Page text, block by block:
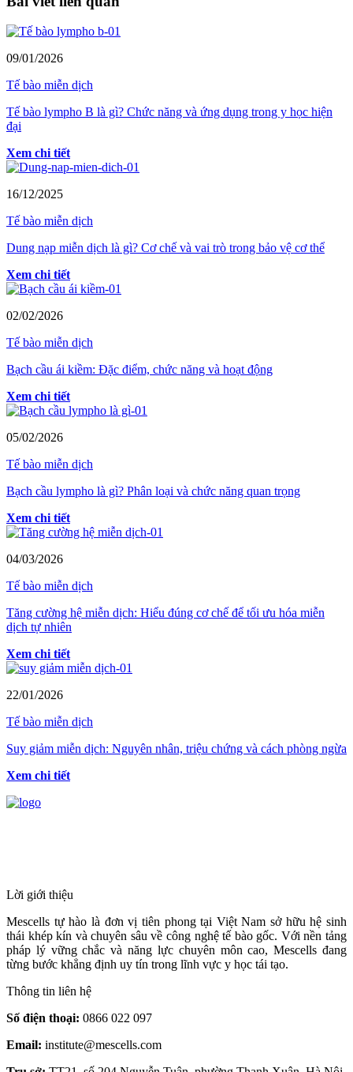
09/01/2026
Tế bào miễn dịch
Tế bào lympho B là gì? Chức năng và ứng dụng trong y học hiện
đại
Xem chi tiết
16/12/2025
Tế bào miễn dịch
Dung nạp miễn dịch là gì? Cơ chế và vai trò trong bảo vệ cơ thể
Xem chi tiết
02/02/2026
Tế bào miễn dịch
Bạch cầu ái kiềm: Đặc điểm, chức năng và hoạt động
Xem chi tiết
05/02/2026
Tế bào miễn dịch
Bạch cầu lympho là gì? Phân loại và chức năng quan trọng
Xem chi tiết
04/03/2026
Tế bào miễn dịch
Tăng cường hệ miễn dịch: Hiểu đúng cơ chế để tối ưu hóa miễn
dịch tự nhiên
Xem chi tiết
22/01/2026
Tế bào miễn dịch
Suy giảm miễn dịch: Nguyên nhân, triệu chứng và cách phòng ngừa
Xem chi tiết
Lời giới thiệu
Mescells tự hào là đơn vị tiên phong tại Việt Nam sở hữu hệ sinh
thái khép kín và chuyên sâu về công nghệ tế bào gốc. Với nền tảng
pháp lý vững chắc và năng lực chuyên môn cao, Mescells đang
từng bước khẳng định uy tín trong lĩnh vực y học tái tạo.
Thông tin liên hệ
Số điện thoại: 0866 022 097
Email: institute@mescells.com